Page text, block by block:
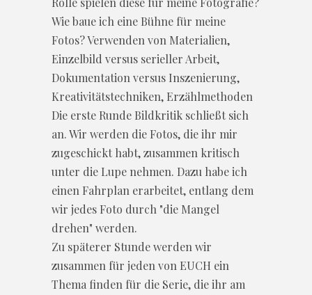
Wie baue ich eine Bühne für meine
Fotos? Verwenden von Materialien,
Einzelbild versus serieller Arbeit,
Dokumentation versus Inszenierung,
Kreativitätstechniken, Erzählmethoden
Die erste Runde Bildkritik schließt sich
an. Wir werden die Fotos, die ihr mir
zugeschickt habt, zusammen kritisch
unter die Lupe nehmen. Dazu habe ich
einen Fahrplan erarbeitet, entlang dem
wir jedes Foto durch "die Mangel
drehen" werden.
Zu späterer Stunde werden wir
zusammen für jeden von EUCH ein
Thema finden für die Serie, die ihr am